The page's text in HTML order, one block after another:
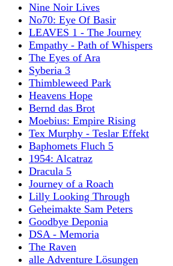
Nine Noir Lives
No70: Eye Of Basir
LEAVES 1 - The Journey
Empathy - Path of Whispers
The Eyes of Ara
Syberia 3
Thimbleweed Park
Heavens Hope
Bernd das Brot
Moebius: Empire Rising
Tex Murphy - Teslar Effekt
Baphomets Fluch 5
1954: Alcatraz
Dracula 5
Journey of a Roach
Lilly Looking Through
Geheimakte Sam Peters
Goodbye Deponia
DSA - Memoria
The Raven
alle Adventure Lösungen